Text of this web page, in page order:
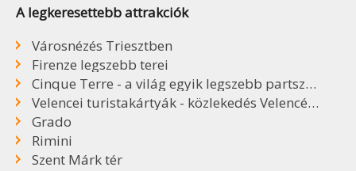
A legkeresettebb attrakciók
Városnézés Triesztben
Firenze legszebb terei
Cinque Terre - a világ egyik legszebb partszakasza
Velencei turistakártyák - közlekedés Velencében
Grado
Rimini
Szent Márk tér